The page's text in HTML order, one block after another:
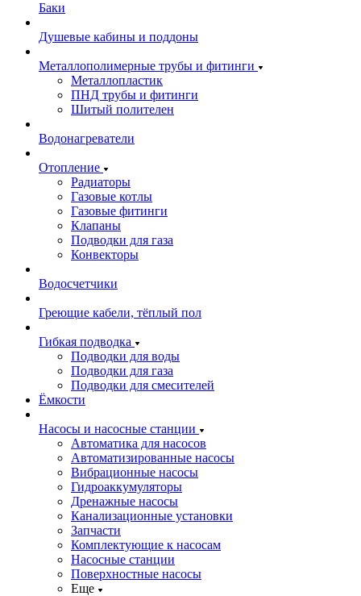
Баки
Душевые кабины и поддоны
Металлополимерные трубы и фитинги
Металлопластик
ПНД трубы и фитинги
Шитый полителен
Водонагреватели
Отопление
Радиаторы
Газовые котлы
Газовые фитинги
Клапаны
Подводки для газа
Конвекторы
Водосчетчики
Греющие кабели, тёплый пол
Гибкая подводка
Подводки для воды
Подводки для газа
Подводки для смесителей
Ёмкости
Насосы и насосные станции
Автоматика для насосов
Автоматизированные насосы
Вибрационные насосы
Гидроаккумуляторы
Дренажные насосы
Канализационные установки
Запчасти
Комплектующие к насосам
Насосные станции
Поверхностные насосы
Еще